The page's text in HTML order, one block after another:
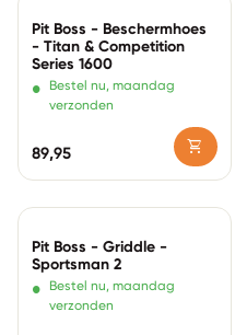
Pit Boss - Beschermhoes
- Titan & Competition
Series 1600
•
Bestel nu, maandag
verzonden
Normale prijs
89,95 shopping_cart
Pit Boss - Griddle -
Sportsman 2
•
Bestel nu, maandag
verzonden